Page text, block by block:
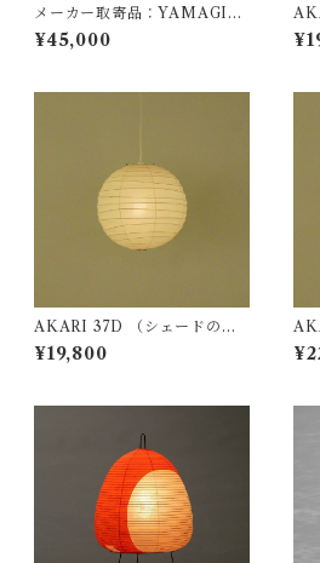
メーカー取寄品：YAMAGIW
A（ヤマギワ）/ 323S2517 / J
akobsson Lamp（ヤコブソン
¥45,000
み
AKARI 37D （シェードの
み） / イサム ノグチ（Isamu
Noguchi) / オゼキ（尾関）
¥19,800
み